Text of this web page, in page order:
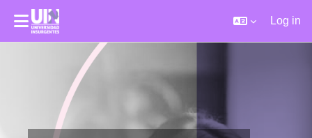
Skip to main content
Log in